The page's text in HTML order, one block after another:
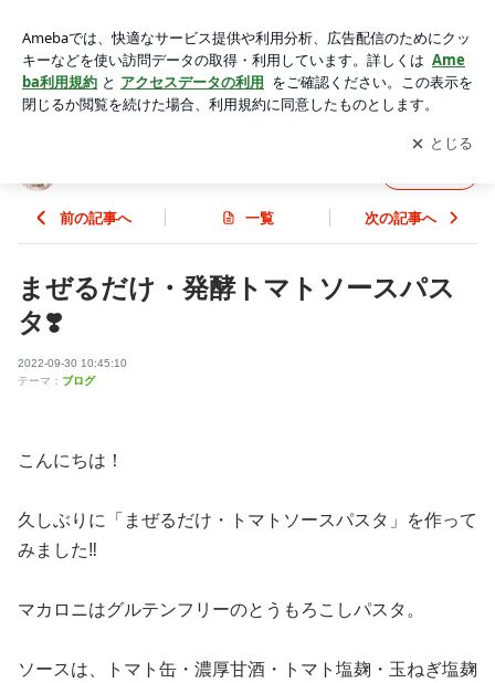
塾♪
アプリをダウンロードして ブログの更新通知
を受け取りまし
ょう。
開く
前の記事へ 一覧 次の記事へ
まぜるだけ・発酵トマトソースパス
タ❣️
2022-09-30 10:45:10
テーマ： ブログ
こんにちは！
久しぶりに「まぜるだけ・トマトソースパスタ」を作って
みました‼️
マカロニはグルテンフリーのとうもろこしパスタ。
ソースは、トマト缶・濃厚甘酒・トマト塩麹・玉ねぎ塩麹